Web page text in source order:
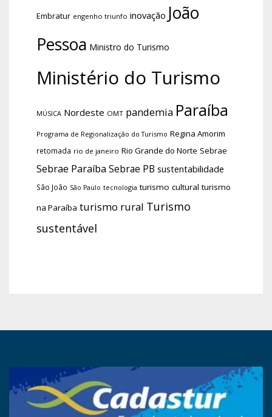
Embratur engenho triunfo inovação João
Pessoa Ministro do Turismo
Ministério do Turismo
MÚSICA Nordeste OMT pandemia Paraíba
Programa de Regionalização do Turismo Regina Amorim
retomada rio de janeiro Rio Grande do Norte Sebrae
Sebrae Paraíba Sebrae PB sustentabilidade
São João São Paulo tecnologia turismo cultural turismo
na Paraíba turismo rural Turismo
sustentável